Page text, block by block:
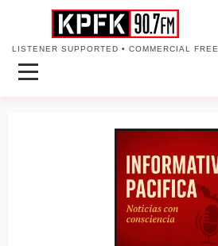
LISTENER SUPPORTED • COMMERCIAL FREE